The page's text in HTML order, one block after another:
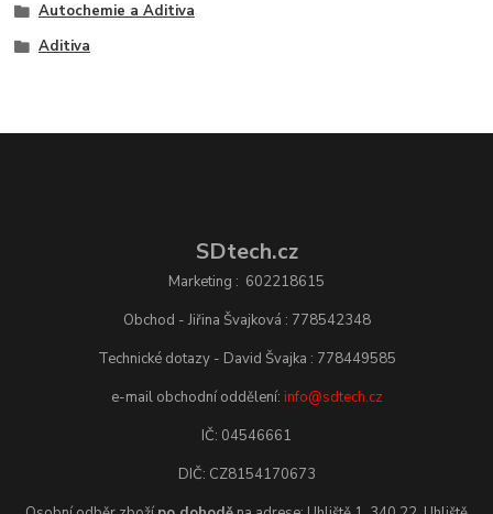
Autochemie a Aditiva
Aditiva
SDtech.cz
Marketing : 602218615
Obchod - Jiřina Švajková : 778542348
Technické dotazy - David Švajka : 778449585
e-mail obchodní oddělení: info@sdtech.cz
IČ: 04546661
DIČ: CZ8154170673